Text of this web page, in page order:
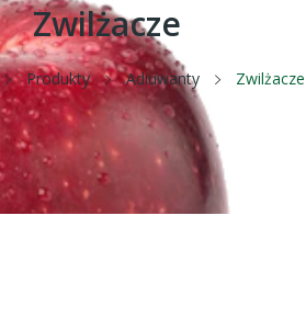
Zwilżacze
Produkty Adiuwanty Zwilżacze